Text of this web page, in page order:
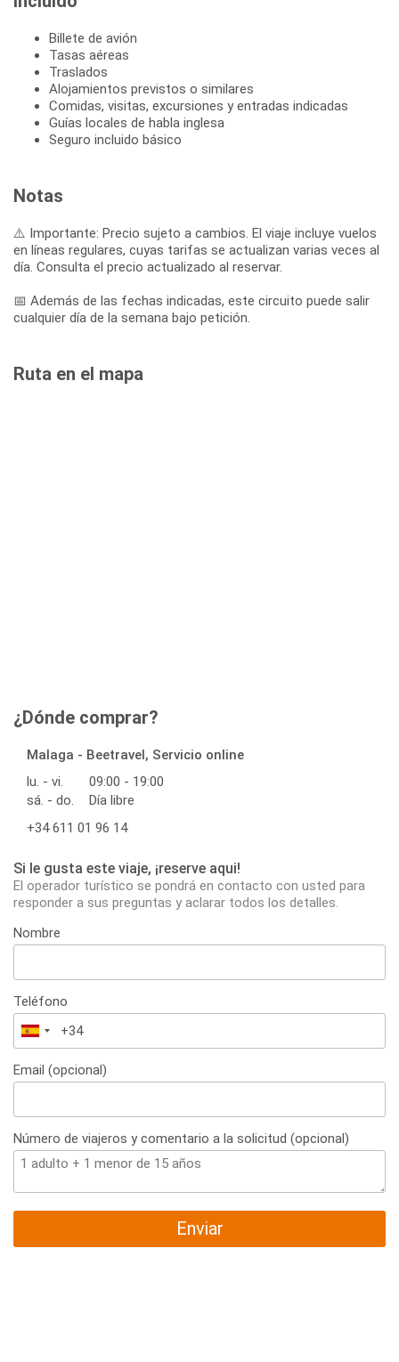
Billete de avión
Tasas aéreas
Traslados
Alojamientos previstos o similares
Comidas, visitas, excursiones y entradas indicadas
Guías locales de habla inglesa
Seguro incluido básico
Notas
⚠️ Importante: Precio sujeto a cambios. El viaje incluye vuelos
en líneas regulares, cuyas tarifas se actualizan varias veces al
día. Consulta el precio actualizado al reservar.
📅 Además de las fechas indicadas, este circuito puede salir
cualquier día de la semana bajo petición.
Ruta en el mapa
¿Dónde comprar?
Malaga - Beetravel, Servicio online
lu. - vi.
09:00 - 19:00
sá. - do.
Día libre
+34 611 01 96 14
Si le gusta este viaje, ¡reserve aqui!
El operador turístico se pondrá en contacto con usted para
responder a sus preguntas y aclarar todos los detalles.
Nombre
Teléfono
España
+34
Email (opcional)
Número de viajeros y comentario a la solicitud (opcional)
Enviar